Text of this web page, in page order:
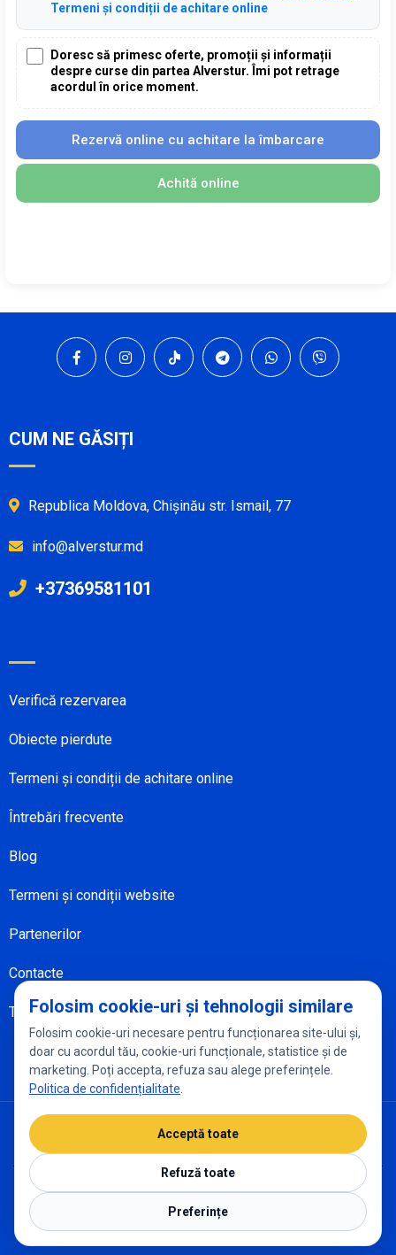
Termeni și condiții de achitare online
Doresc să primesc oferte, promoții și informații
despre curse din partea Alverstur. Îmi pot retrage
acordul în orice moment.
Rezervă online cu achitare la îmbarcare
Achită online
CUM NE GĂSIȚI
Republica Moldova, Chișinău str. Ismail, 77
info@alverstur.md
+37369581101
Verifică rezervarea
Obiecte pierdute
Termeni și condiții de achitare online
Întrebări frecvente
Blog
Termeni și condiții website
Partenerilor
Contacte
Transport la comandă
Politica de confidențialitate
2026 ALVERSTUR
Folosim cookie-uri și tehnologii similare
Folosim cookie-uri necesare pentru funcționarea site-ului și,
doar cu acordul tău, cookie-uri funcționale, statistice și de
marketing. Poți accepta, refuza sau alege preferințele.
Politica de confidențialitate
Acceptă toate
Refuză toate
Preferințe